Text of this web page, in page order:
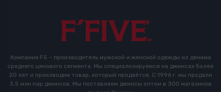
Компания F5 – производитель мужской и женской одежды из денима
среднего ценового сегмента. Мы специализируемся на джинсах более
20 лет и производим товар, который продаётся. С 1996 г. мы продали
3,5 млн пар джинсов. Мы поставляем джинсы оптом в 300 магазинов